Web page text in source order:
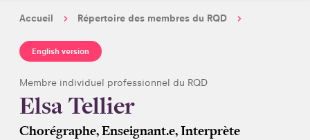
Accueil Répertoire des membres du RQD
English version
Membre individuel professionnel du RQD
Elsa Tellier
Chorégraphe, Enseignant.e, Interprète